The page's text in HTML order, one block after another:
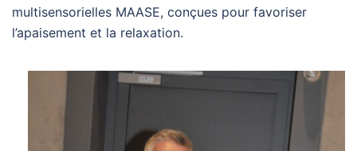
multisensorielles MAASE, conçues pour favoriser
l’apaisement et la relaxation.